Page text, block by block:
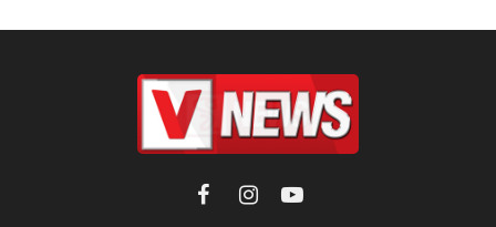
FacebookInstagramYouTube